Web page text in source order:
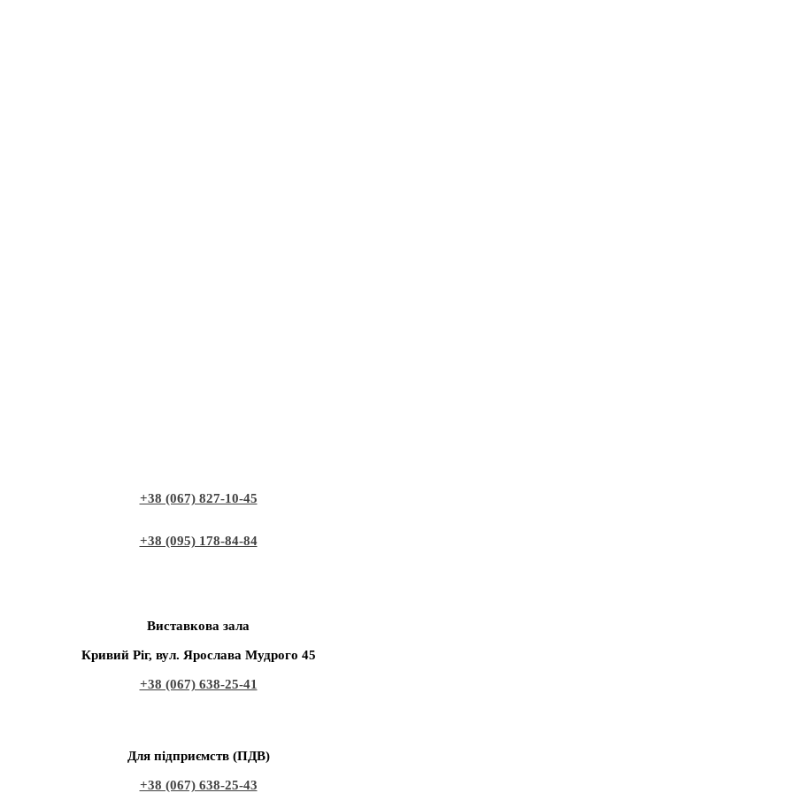
+38 (067) 827-10-45
+38 (095) 178-84-84
Виставкова зала
Кривий Ріг, вул. Ярослава Мудрого 45
+38 (067) 638-25-41
Для підприємств (ПДВ)
+38 (067) 638-25-43